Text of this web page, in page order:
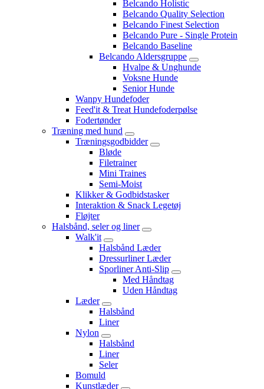
Belcando Holistic
Belcando Quality Selection
Belcando Finest Selection
Belcando Pure - Single Protein
Belcando Baseline
Belcando Aldersgruppe
Hvalpe & Unghunde
Voksne Hunde
Senior Hunde
Wanpy Hundefoder
Feed'it & Treat Hundefoderpølse
Fodertønder
Træning med hund
Træningsgodbidder
Bløde
Filetrainer
Mini Traines
Semi-Moist
Klikker & Godbidstasker
Interaktion & Snack Legetøj
Fløjter
Halsbånd, seler og liner
Walk'it
Halsbånd Læder
Dressurliner Læder
Sporliner Anti-Slip
Med Håndtag
Uden Håndtag
Læder
Halsbånd
Liner
Nylon
Halsbånd
Liner
Seler
Bomuld
Kunstlæder